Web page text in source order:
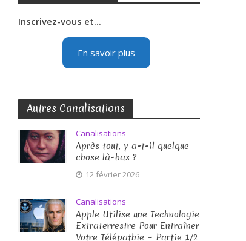
Inscrivez-vous et...
En savoir plus
Autres Canalisations
Canalisations
Après tout, y a-t-il quelque
chose là-bas ?
12 février 2026
Canalisations
Apple Utilise une Technologie
Extraterrestre Pour Entraîner
Votre Télépathie ~ Partie 1/2